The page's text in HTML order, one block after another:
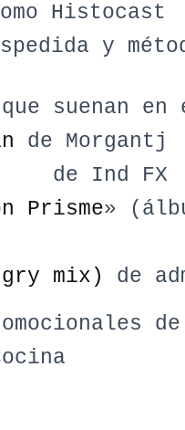
Histocast
y
suenan
de Morgantj
Ind FX
Prisme»
mix) de